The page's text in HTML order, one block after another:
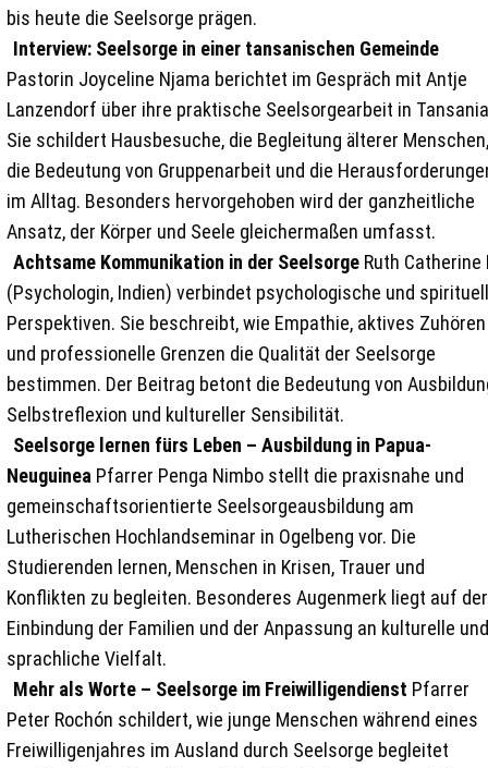
bis heute die Seelsorge prägen.
Interview: Seelsorge in einer tansanischen Gemeinde
Pastorin Joyceline Njama berichtet im Gespräch mit Antje
Lanzendorf über ihre praktische Seelsorgearbeit in
Sie schildert Hausbesuche, die Begleitung älterer Menschen,
die Bedeutung von Gruppenarbeit und die
im Alltag. Besonders hervorgehoben wird der ganzheitliche
Ansatz, der Körper und Seele gleichermaßen umfasst.
Achtsame Kommunikation in der Seelsorge Ruth Catherine
(Psychologin, Indien) verbindet psychologische und
Perspektiven. Sie beschreibt, wie Empathie, aktives Zuhören
und professionelle Grenzen die Qualität der Seelsorge
bestimmen. Der Beitrag betont die Bedeutung von
Selbstreflexion und kultureller Sensibilität.
Seelsorge lernen fürs Leben – Ausbildung in Papua-
Neuguinea Pfarrer Penga Nimbo stellt die praxisnahe und
gemeinschaftsorientierte Seelsorgeausbildung am
Lutherischen Hochlandseminar in Ogelbeng vor. Die
Studierenden lernen, Menschen in Krisen, Trauer und
Konflikten zu begleiten. Besonderes Augenmerk liegt auf der
Einbindung der Familien und der Anpassung an kulturelle und
sprachliche Vielfalt.
Mehr als Worte – Seelsorge im Freiwilligendienst Pfarrer
Peter Rochón schildert, wie junge Menschen während eines
Freiwilligenjahres im Ausland durch Seelsorge begleitet